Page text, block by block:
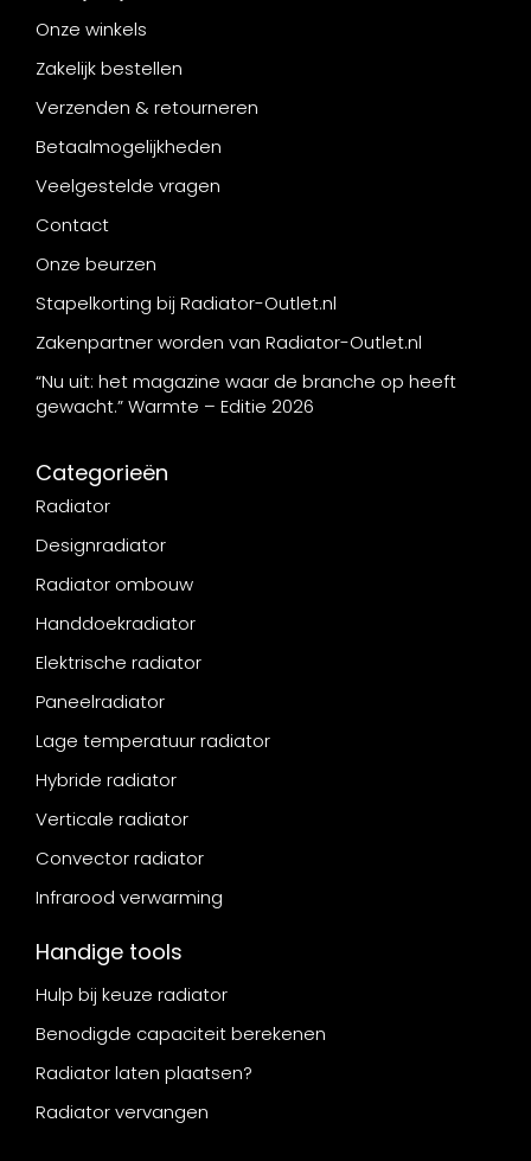
Onze winkels
Zakelijk bestellen
Verzenden & retourneren
Betaalmogelijkheden
Veelgestelde vragen
Contact
Onze beurzen
Stapelkorting bij Radiator-Outlet.nl
Zakenpartner worden van Radiator-Outlet.nl
“Nu uit: het magazine waar de branche op heeft
gewacht.” Warmte – Editie 2026
Categorieën
Radiator
Designradiator
Radiator ombouw
Handdoekradiator
Elektrische radiator
Paneelradiator
Lage temperatuur radiator
Hybride radiator
Verticale radiator
Convector radiator
Infrarood verwarming
Handige tools
Hulp bij keuze radiator
Benodigde capaciteit berekenen
Radiator laten plaatsen?
Radiator vervangen